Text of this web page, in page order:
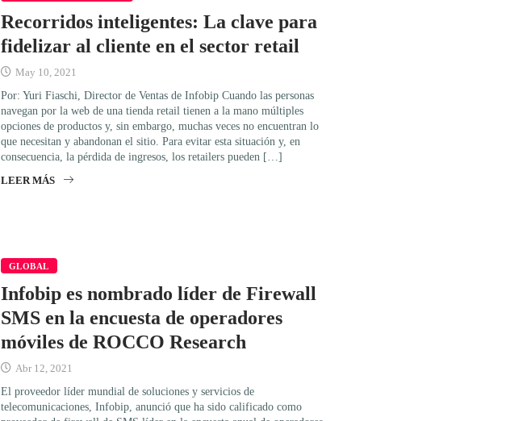
Recorridos inteligentes: La clave para
fidelizar al cliente en el sector retail
May 10, 2021
Por: Yuri Fiaschi, Director de Ventas de Infobip Cuando las personas
navegan por la web de una tienda retail tienen a la mano múltiples
opciones de productos y, sin embargo, muchas veces no encuentran lo
que necesitan y abandonan el sitio. Para evitar esta situación y, en
consecuencia, la pérdida de ingresos, los retailers pueden […]
LEER MÁS
GLOBAL
Infobip es nombrado líder de Firewall
SMS en la encuesta de operadores
móviles de ROCCO Research
Abr 12, 2021
El proveedor líder mundial de soluciones y servicios de
telecomunicaciones, Infobip, anunció que ha sido calificado como